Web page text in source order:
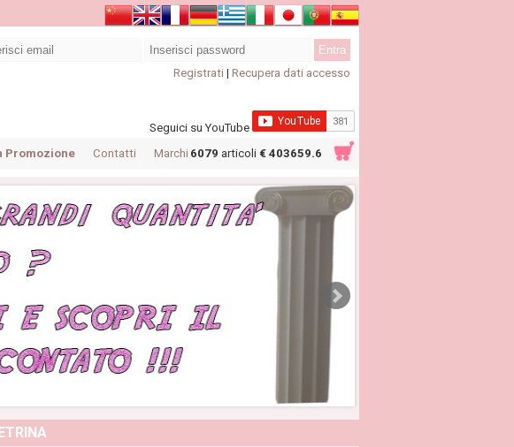
Registrati | Recupera dati accesso
Seguici su YouTube
Promozione Contatti Marchi 6079 articoli € 403659.6